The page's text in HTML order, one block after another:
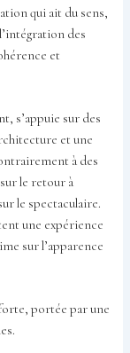
qui ait du sens,
des
et
s’appuie sur des
et une
à des
le retour à
le spectaculaire.
une expérience
sur l’apparence
portée par une